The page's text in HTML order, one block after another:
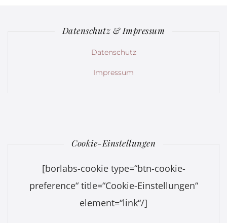
Datenschutz & Impressum
Datenschutz
Impressum
Cookie-Einstellungen
[borlabs-cookie type=“btn-cookie-
preference“ title=“Cookie-Einstellungen“
element=“link“/]